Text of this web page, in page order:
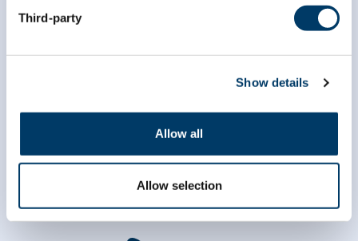
Third-party
Show details
Allow all
Allow selection